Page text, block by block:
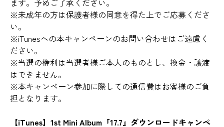
※未成年の方は保護者様の同意を得た上でご応募くださ
い。
※iTunesへの本キャンペーンのお問い合わせはご遠慮く
ださい。
※当選の権利は当選者様ご本人のものとし、換金・譲渡
はできません。
※本キャンペーン参加に際しての通信費はお客様のご負
担となります。
【iTunes】1st Mini Album『17.7』ダウンロードキャンペ